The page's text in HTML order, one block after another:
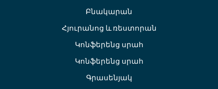
Բնակարան
Հյուրանոց և ռեստորան
Կոնֆերենց սրահ
Կոնֆերենց սրահ
Գրասենյակ